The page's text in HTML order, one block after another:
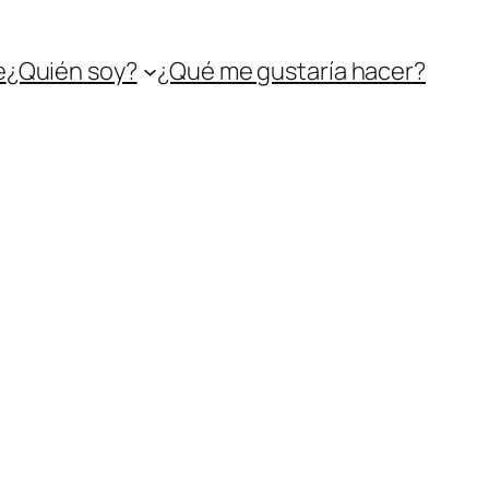
¿Quién soy? ¿Qué me gustaría hacer?